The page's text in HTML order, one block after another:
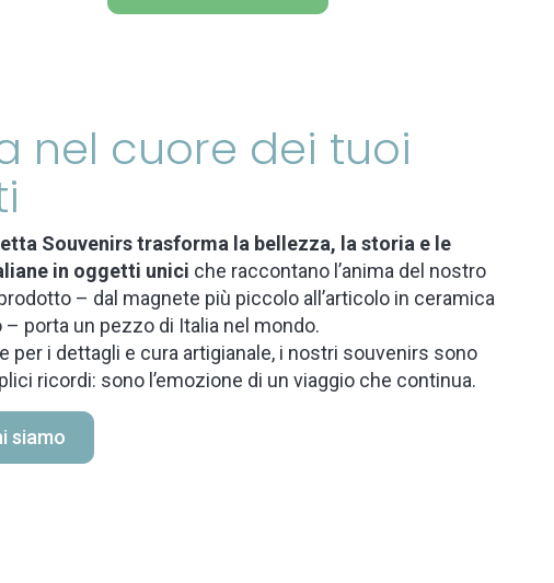
nel cuore dei tuoi
Souvenirs trasforma la bellezza, la storia e le
in oggetti unici che raccontano l’anima del nostro
– dal magnete più piccolo all’articolo in ceramica
– porta un pezzo di Italia nel mondo.
per i dettagli e cura artigianale, i nostri souvenirs sono
ricordi: sono l’emozione di un viaggio che continua.
siamo